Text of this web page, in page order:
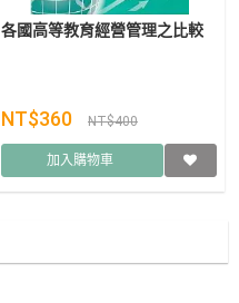
各國高等教育經營管理之比較
NT$360 NT$400
加入購物車